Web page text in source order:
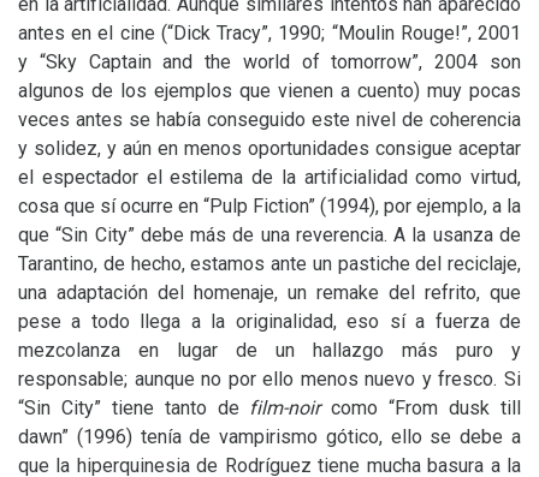
antes en el cine (“Dick Tracy”, 1990; “Moulin Rouge!”, 2001
y “Sky Captain and the world of tomorrow”, 2004 son
algunos de los ejemplos que vienen a cuento) muy pocas
veces antes se había conseguido este nivel de coherencia
y solidez, y aún en menos oportunidades consigue aceptar
el espectador el estilema de la artificialidad como virtud,
cosa que sí ocurre en “Pulp Fiction” (1994), por ejemplo, a la
que “Sin City” debe más de una reverencia. A la usanza de
Tarantino, de hecho, estamos ante un pastiche del reciclaje,
una adaptación del homenaje, un remake del refrito, que
pese a todo llega a la originalidad, eso sí a fuerza de
mezcolanza en lugar de un hallazgo más puro y
responsable; aunque no por ello menos nuevo y fresco. Si
“Sin City” tiene tanto de ­film-noircomo “From dusk till
dawn” (1996) tenía de vampirismo gótico, ello se debe a
que la hiperquinesia de Rodríguez tiene mucha basura a la